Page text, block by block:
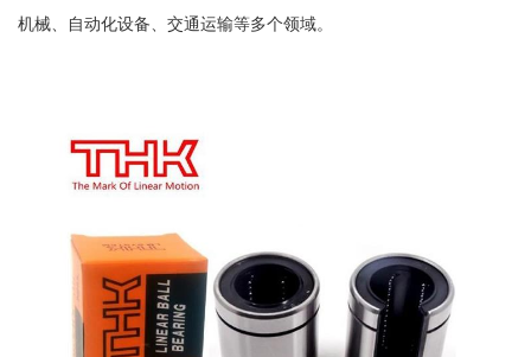
机械、自动化设备、交通运输等多个领域。